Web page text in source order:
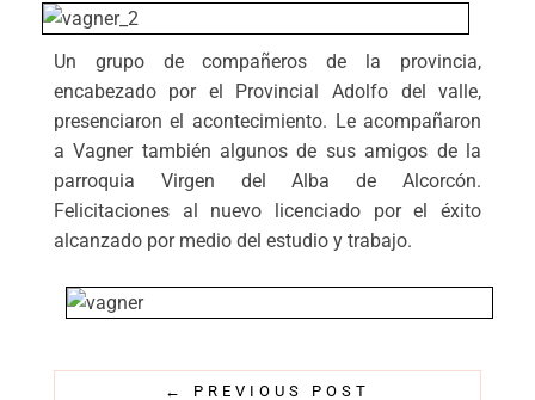
Un grupo de compañeros de la provincia,
encabezado por el Provincial Adolfo del valle,
presenciaron el acontecimiento. Le acompañaron
a Vagner también algunos de sus amigos de la
parroquia Virgen del Alba de Alcorcón.
Felicitaciones al nuevo licenciado por el éxito
alcanzado por medio del estudio y trabajo.
← PREVIOUS POST